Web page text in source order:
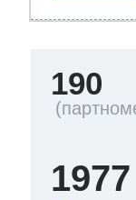
190
1977